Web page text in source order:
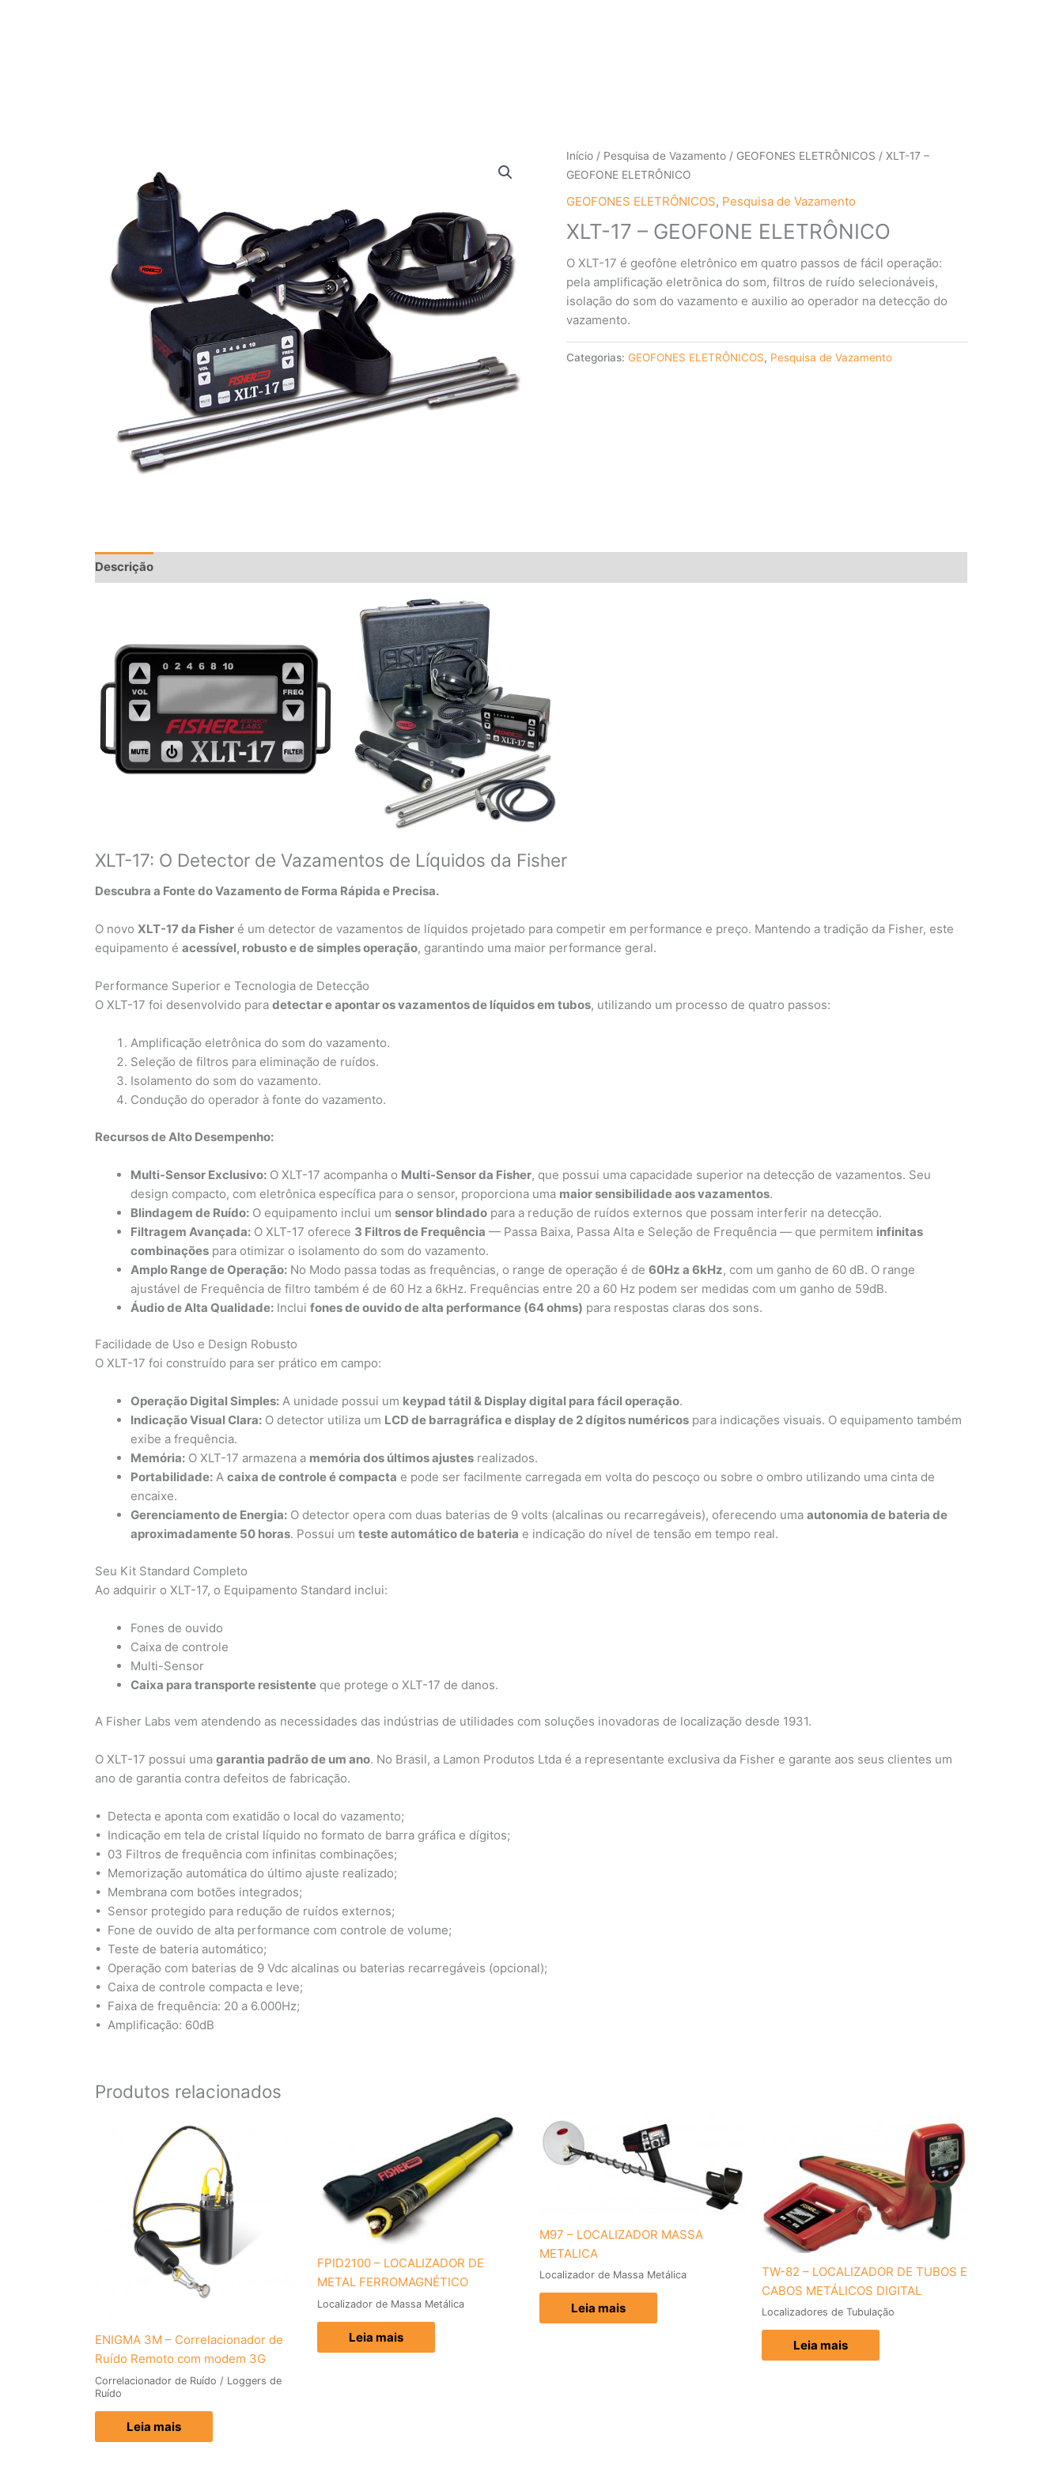
Início / Pesquisa de Vazamento / GEOFONES ELETRÔNICOS / XLT-17 –
GEOFONE ELETRÔNICO
GEOFONES ELETRÔNICOS, Pesquisa de Vazamento
XLT-17 – GEOFONE ELETRÔNICO
O XLT-17 é geofône eletrônico em quatro passos de fácil operação:
pela amplificação eletrônica do som, filtros de ruído selecionáveis,
isolação do som do vazamento e auxilio ao operador na detecção do
vazamento.
Categorias:GEOFONES ELETRÔNICOS, Pesquisa de Vazamento
Descrição
XLT-17: O Detector de Vazamentos de Líquidos da Fisher
Descubra a Fonte do Vazamento de Forma Rápida e Precisa.
O novoXLT-17 da Fisher é um detector de vazamentos de líquidos projetado para competir em performance e preço. Mantendo a tradição da Fisher, este
equipamento éacessível, robusto e de simples operação, garantindo uma maior performance geral.
Performance Superior e Tecnologia de Detecção
O XLT-17 foi desenvolvido paradetectar e apontar os vazamentos de líquidos em tubos, utilizando um processo de quatro passos:
Amplificação eletrônica do som do vazamento.
Seleção de filtros para eliminação de ruídos.
Isolamento do som do vazamento.
Condução do operador à fonte do vazamento.
Recursos de Alto Desempenho:
Multi-Sensor Exclusivo: O XLT-17 acompanha o Multi-Sensor da Fisher, que possui uma capacidade superior na detecção de vazamentos. Seu
design compacto, com eletrônica específica para o sensor, proporciona uma maior sensibilidade aos vazamentos.
Blindagem de Ruído: O equipamento inclui umsensor blindado para a redução de ruídos externos que possam interferir na detecção.
Filtragem Avançada: O XLT-17 oferece 3 Filtros de Frequência — Passa Baixa, Passa Alta e Seleção de Frequência — que permitem infinitas
combinações para otimizar o isolamento do som do vazamento.
Amplo Range de Operação: No Modo passa todas as frequências, o range de operação é de60Hz a 6kHz, com um ganho de 60 dB. O range
ajustável de Frequência de filtro também é de 60 Hz a 6kHz. Frequências entre 20 a 60 Hz podem ser medidas com um ganho de 59dB.
Áudio de Alta Qualidade: Incluifones de ouvido de alta performance (64 ohms) para respostas claras dos sons.
Facilidade de Uso e Design Robusto
O XLT-17 foi construído para ser prático em campo:
Operação Digital Simples: A unidade possui um keypad tátil & Display digital para fácil operação.
Indicação Visual Clara: O detector utiliza um LCD de barragráfica e display de 2 dígitos numéricos para indicações visuais. O equipamento também
exibe a frequência.
Memória: O XLT-17 armazena a memória dos últimos ajustes realizados.
Portabilidade: Acaixa de controle é compacta e pode ser facilmente carregada em volta do pescoço ou sobre o ombro utilizando uma cinta de
encaixe.
Gerenciamento de Energia: O detector opera com duas baterias de 9 volts (alcalinas ou recarregáveis), oferecendo umaautonomia de bateria de
aproximadamente 50 horas. Possui umteste automático de bateria e indicação do nível de tensão em tempo real.
Seu Kit Standard Completo
Ao adquirir o XLT-17, o Equipamento Standard inclui:
Fones de ouvido
Caixa de controle
Multi-Sensor
Caixa para transporte resistente que protege o XLT-17 de danos.
A Fisher Labs vem atendendo as necessidades das indústrias de utilidades com soluções inovadoras de localização desde 1931.
O XLT-17 possui umagarantia padrão de um ano. No Brasil, a Lamon Produtos Ltda é a representante exclusiva da Fisher e garante aos seus clientes um
ano de garantia contra defeitos de fabricação.
• Detecta e aponta com exatidão o local do vazamento;
• Indicação em tela de cristal líquido no formato de barra gráfica e dígitos;
• 03 Filtros de frequência com infinitas combinações;
• Memorização automática do último ajuste realizado;
• Membrana com botões integrados;
• Sensor protegido para redução de ruídos externos;
• Fone de ouvido de alta performance com controle de volume;
• Teste de bateria automático;
• Operação com baterias de 9 Vdc alcalinas ou baterias recarregáveis (opcional);
• Caixa de controle compacta e leve;
• Faixa de frequência: 20 a 6.000Hz;
• Amplificação: 60dB
Produtos relacionados
ENIGMA 3M – Correlacionador de
Ruído Remoto com modem 3G
Correlacionador de Ruído / Loggers de
Ruído
Leia mais
FPID2100 – LOCALIZADOR DE
METAL FERROMAGNÉTICO
Localizador de Massa Metálica
Leia mais
M97 – LOCALIZADOR MASSA
METALICA
Localizador de Massa Metálica
Leia mais
TW-82 – LOCALIZADOR DE TUBOS E
CABOS METÁLICOS DIGITAL
Localizadores de Tubulação
Leia mais